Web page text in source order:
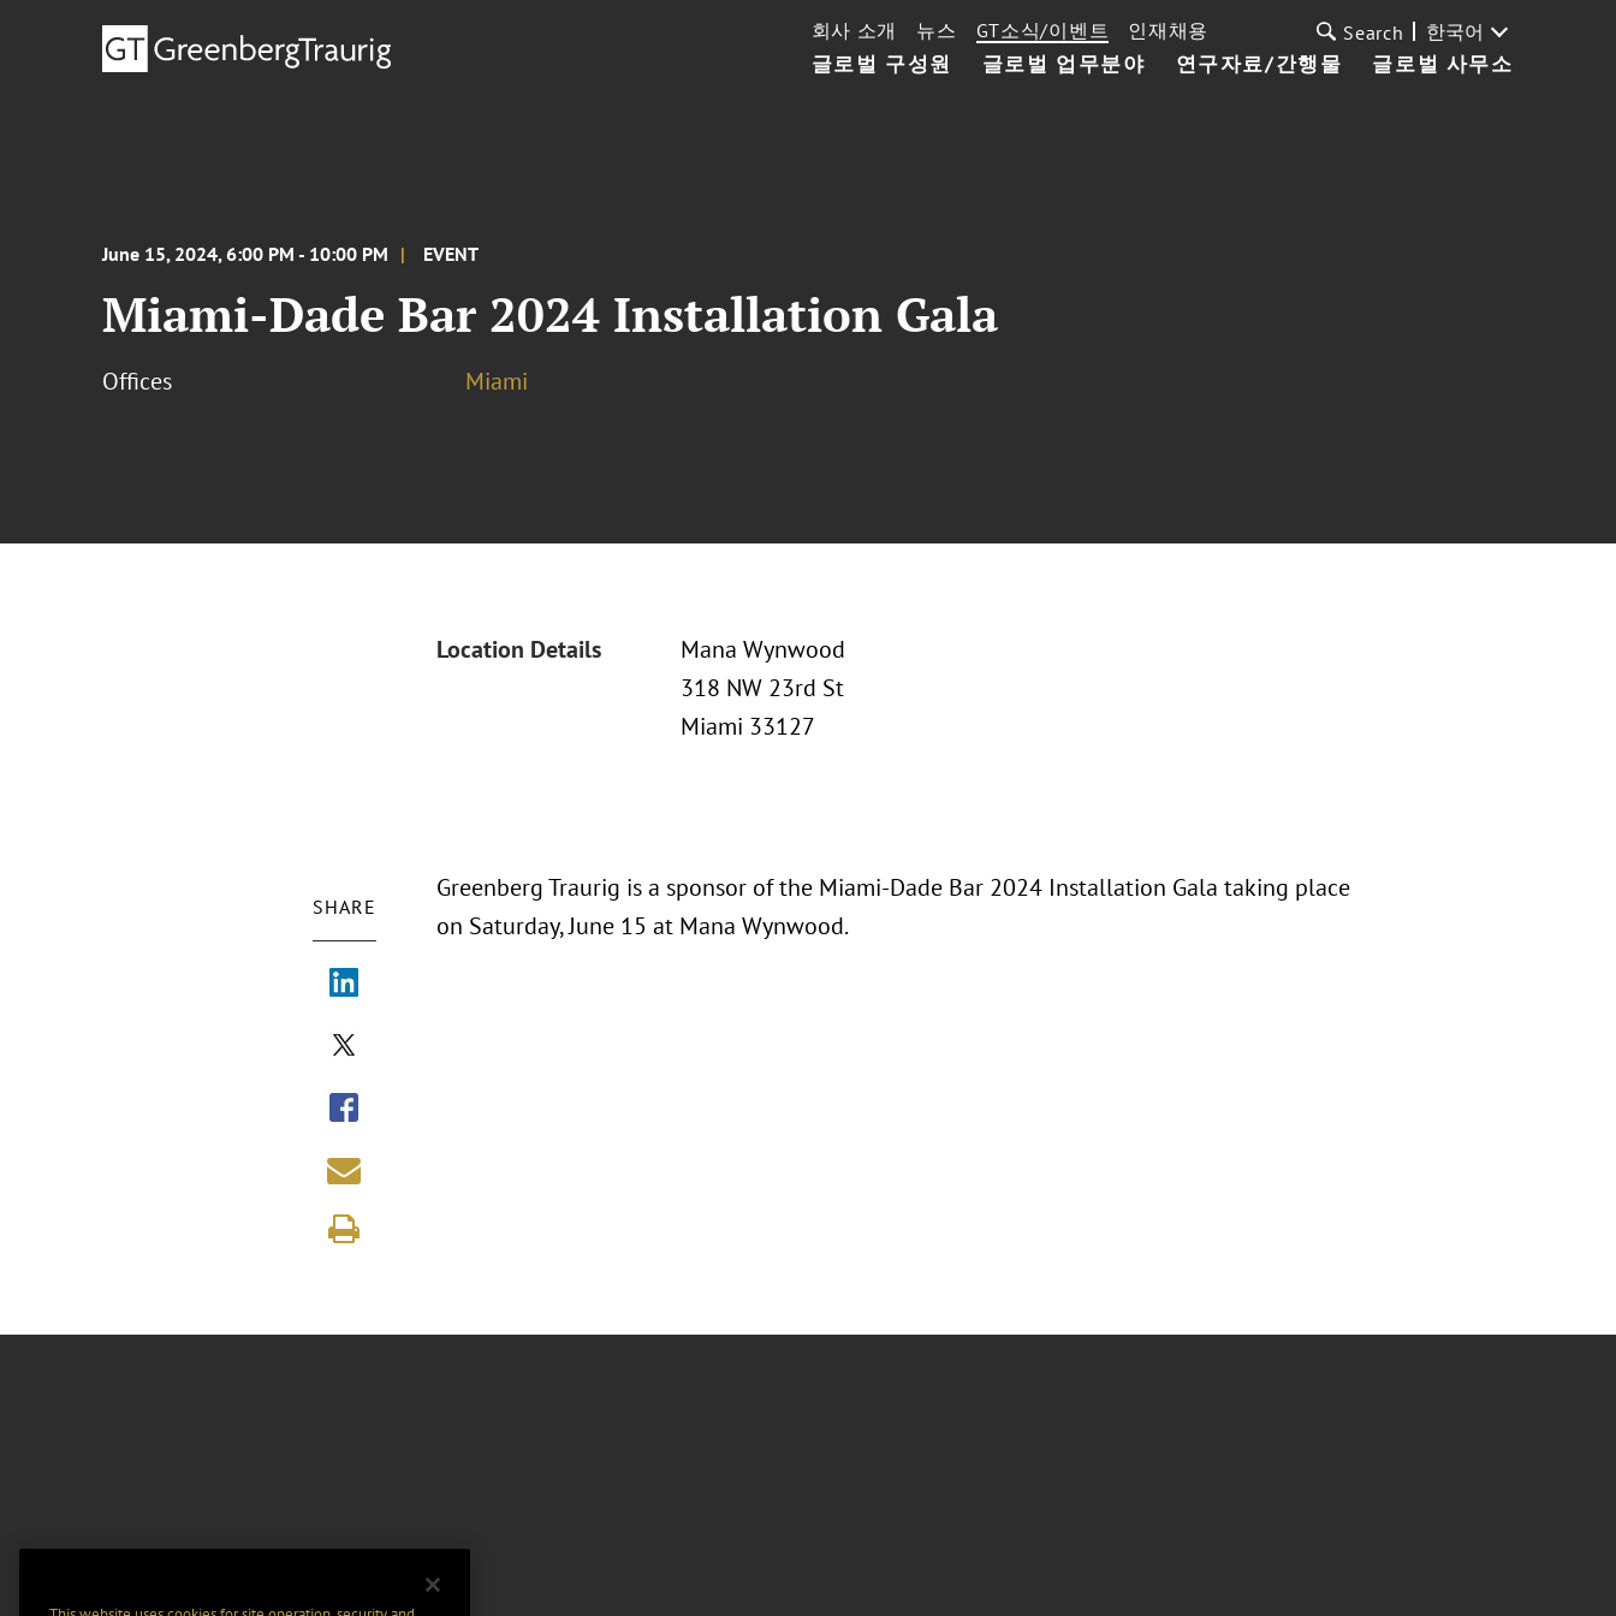
글로벌 구성원 글로벌 업무분야 연구자료/간행물 글로벌 사무소
회사 소개 뉴스 GT소식/이벤트 인재채용 Search 한국어
June 15, 2024, 6:00 PM - 10:00 PM EVENT
Miami-Dade Bar 2024 Installation Gala
Offices Miami
Location Details
Mana Wynwood
318 NW 23rd St
Miami 33127
SHARE
Greenberg Traurig is a sponsor of the Miami-Dade Bar 2024 Installation Gala taking place
on Saturday, June 15 at Mana Wynwood.